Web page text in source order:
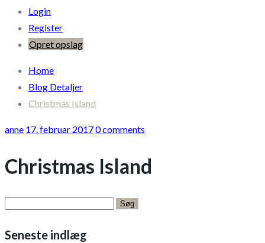
Login
Register
Opret opslag
Home
Blog Detaljer
Christmas Island
anne 17. februar 20170 comments
Christmas Island
Seneste indlæg